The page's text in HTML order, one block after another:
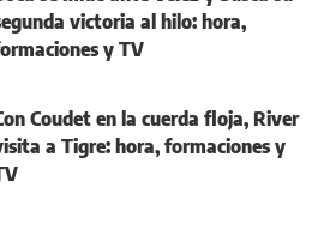
victoria al hilo: hora,
y TV
Coudet en la cuerda floja, River
a Tigre: hora, formaciones y